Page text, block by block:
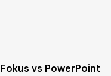
Fokus vs PowerPoint